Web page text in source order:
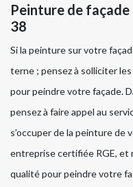
Peinture de
38
Si la peinture sur votre
terne ; pensez à solliciter
pour peindre votre façade.
pensez à faire appel au
s’occuper de la peinture de
entreprise certifiée RGE, et
qualité pour peindre votre